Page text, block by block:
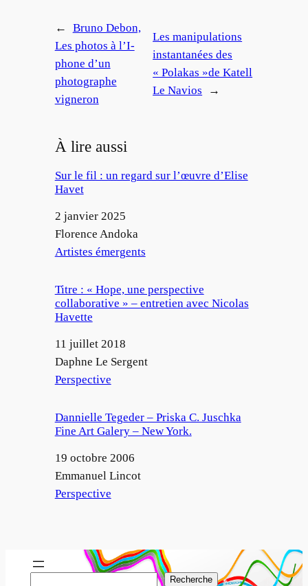
←
Bruno Debon,
Les photos à l’I-
phone d’un
photographe
vigneron
Les manipulations
instantanées des
« Polakas »de Katell
Le Navios
→
À lire aussi
Sur le fil : un regard sur l’œuvre d’Elise
Havet
Date
2 janvier 2025
Auteur
Florence Andoka
Par rapport à
Artistes émergents
Titre : « Hope, une perspective
collaborative » – entretien avec Nicolas
Havette
Date
11 juillet 2018
Auteur
Daphne Le Sergent
Par rapport à
Perspective
Dannielle Tegeder – Priska C. Juschka
Fine Art Galery – New York.
Date
19 octobre 2006
Auteur
Emmanuel Lincot
Par rapport à
Perspective
Recherche